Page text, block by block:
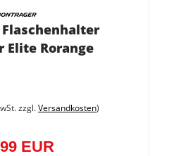
Elite Rorange
zzgl.Versandkosten)
EUR